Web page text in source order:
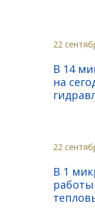
22
В 14
на
22
В 1